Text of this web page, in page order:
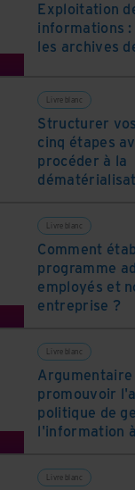
Exploitation
informations
les archives
Livre blanc
Structurer
cinq étapes
procéder à la
Livre blanc
Comment
programme
employés et
entreprise ?
Livre blanc
promouvoir
politique de
l'information
Livre blanc